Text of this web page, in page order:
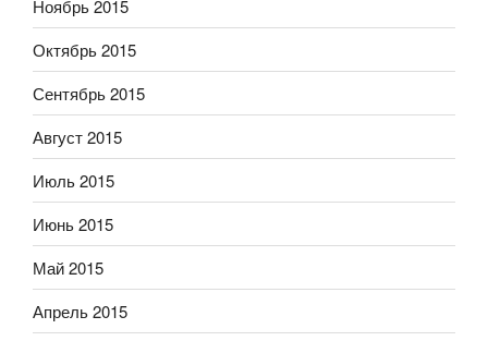
Ноябрь 2015
Октябрь 2015
Сентябрь 2015
Август 2015
Июль 2015
Июнь 2015
Май 2015
Апрель 2015